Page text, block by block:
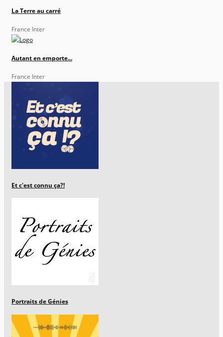
La Terre au carré
France Inter
Autant en emporte...
France Inter
Et c'est connu ça?!
Portraits de Génies